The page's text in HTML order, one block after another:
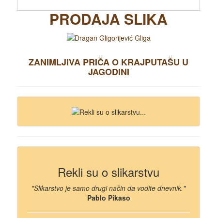
PRODAJA SLIKA
ZANIMLJIVA PRIČA O KRAJPUTAŠU U
JAGODINI
Rekli su o slikarstvu
"Slikarstvo je samo drugi način da vodite dnevnik."
Pablo Pikaso